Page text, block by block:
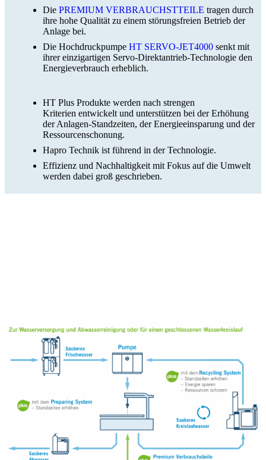
Die PREMIUM VERBRAUCHSTTEILE tragen durch
ihre hohe Qualität zu einem störungsfreien Betrieb der
Anlage bei.
Die Hochdruckpumpe HT SERVO-JET4000 senkt mit
ihrer einzigartigen Servo-Direktantrieb-Technologie den
Energieverbrauch erheblich.
HT Plus Produkte werden nach strengen
Kriterien entwickelt und unterstützen bei der Erhöhung
der Anlagen-Standzeiten, der Energieeinsparung und der
Ressourcenschonung.
Hapro Technik ist führend in der Technologie.
Effizienz und Nachhaltigkeit mit Fokus auf die Umwelt
werden dabei groß geschrieben.